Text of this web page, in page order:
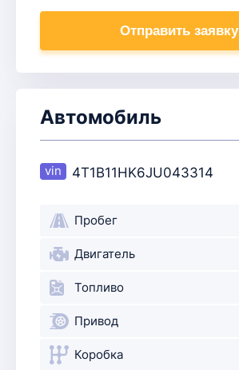
Отправить заявку
Автомобиль
4T1B11HK6JU043314
Пробег
Двигатель
Топливо
Привод
Коробка